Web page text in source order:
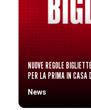
NUOVE REGOLE
PER LA PRIMA IN CASA
News